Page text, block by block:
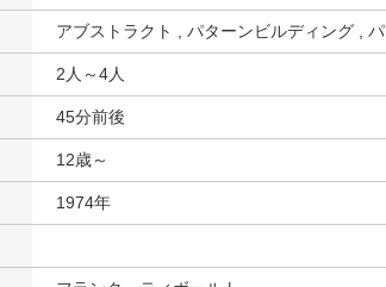
アブストラクト , パターンビルディング ,
2人～4人
45分前後
12歳～
1974年